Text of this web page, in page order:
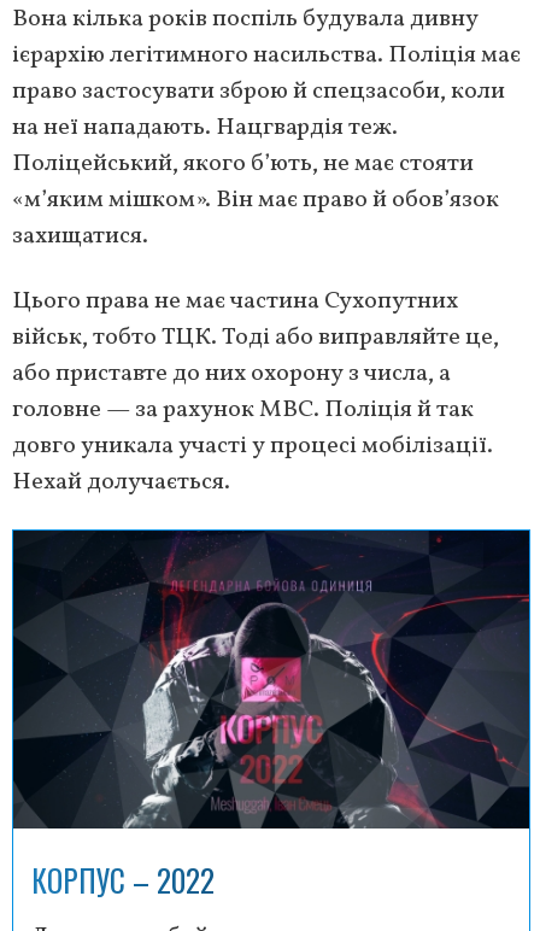
Вона кілька років поспіль будувала дивну
ієрархію легітимного насильства. Поліція має
право застосувати зброю й спецзасоби, коли
на неї нападають. Нацгвардія теж.
Поліцейський, якого б’ють, не має стояти
«м’яким мішком». Він має право й обов’язок
захищатися.
Цього права не має частина Сухопутних
військ, тобто ТЦК. Тоді або виправляйте це,
або приставте до них охорону з числа, а
головне — за рахунок МВС. Поліція й так
довго уникала участі у процесі мобілізації.
Нехай долучається.
КОРПУС – 2022